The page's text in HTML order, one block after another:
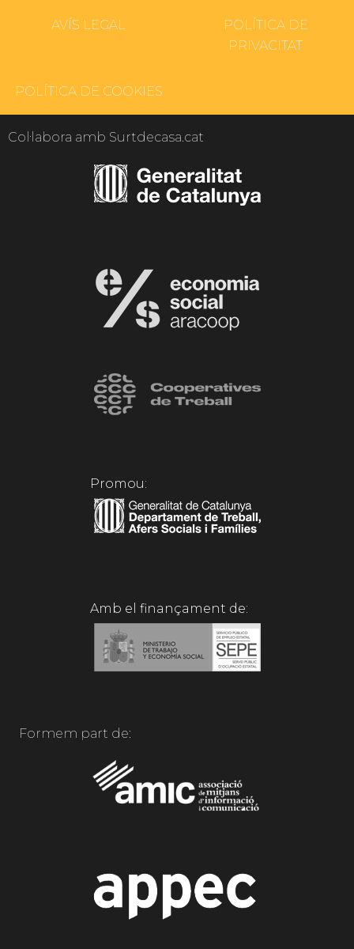
AVÍS LEGAL
POLÍTICA DE
PRIVACITAT
POLÍTICA DE COOKIES
Col·labora amb Surtdecasa.cat
Promou:
Amb el finançament de:
Formem part de: